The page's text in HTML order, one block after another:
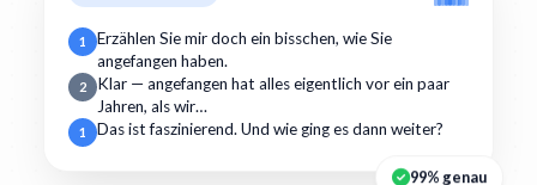
1
Erzählen Sie mir doch ein bisschen, wie Sie
angefangen haben.
2
Klar — angefangen hat alles eigentlich vor ein paar
Jahren, als wir…
1 Das ist faszinierend. Und wie ging es dann weiter?
99% genau